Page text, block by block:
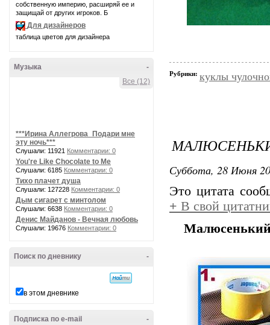
собственную империю, расширяй ее и
защищай от других игроков. Б
Для дизайнеров
таблица цветов для дизайнера
-
Музыка
Все (12)
***Ирина Аллегрова_Подари мне
эту ночь***
Слушали: 11921 Комментарии: 0
You're Like Chocolate to Me
Слушали: 6185 Комментарии: 0
Тихо плачет душа
Слушали: 127228 Комментарии: 0
Дым сигарет с минтолом
Слушали: 6638 Комментарии: 0
Денис Майданов - Вечная любовь
Слушали: 19676 Комментарии: 0
-
Поиск по дневнику
в этом дневнике
-
Подписка по e-mail
Рубрики: куклы
Суббота, 28 Июня
Это цитата
+ В свой